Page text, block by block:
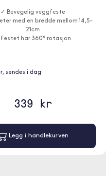
✓ Bevegelig veggfeste
med en bredde mellom 14,5-
21cm
Festet har 360° rotasjon
sendes i dag
339 kr
Legg i handlekurven